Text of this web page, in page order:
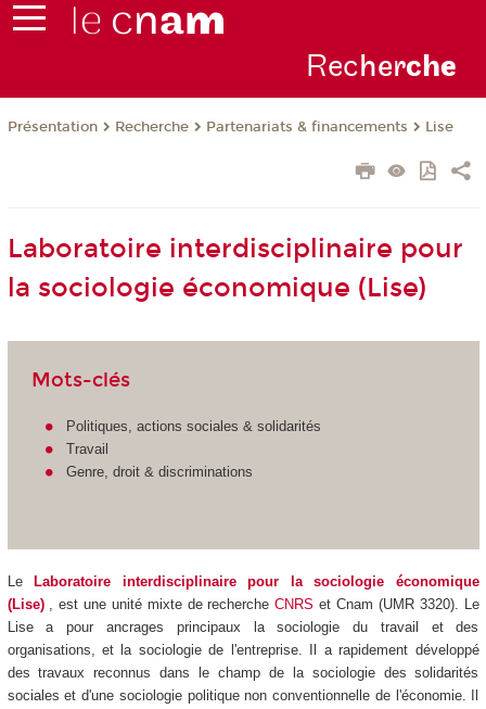
Recherche
Présentation Recherche Partenariats & financements Lise
Laboratoire interdisciplinaire pour
la sociologie économique (Lise)
Mots-clés
Politiques, actions sociales & solidarités
Travail
Genre, droit & discriminations
Le
Laboratoire interdisciplinaire pour la sociologie économique
(Lise) , est une unité mixte de rechercheCNRS et Cnam (UMR 3320). Le
Lise a pour ancrages principaux la sociologie du travail et des
organisations, et la sociologie de l'entreprise. Il a rapidement développé
des travaux reconnus dans le champ de la sociologie des solidarités
sociales et d'une sociologie politique non conventionnelle de l'économie. Il